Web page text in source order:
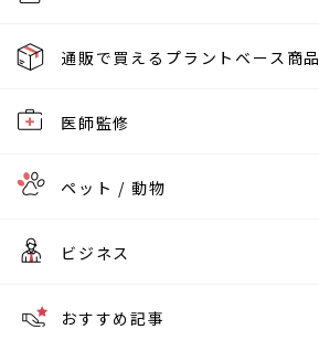
通販で買えるプラントベース商品
医師監修
ペット / 動物
ビジネス
おすすめ記事